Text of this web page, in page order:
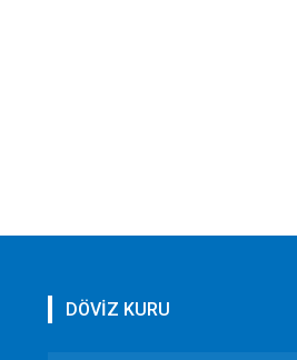
DÖVİZ KURU